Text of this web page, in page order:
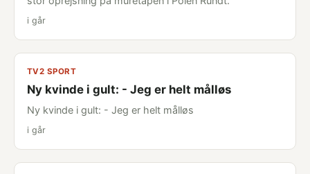
i går
TV2 SPORT
Ny kvinde i gult: - Jeg er helt målløs
Ny kvinde i gult: - Jeg er helt målløs
i går